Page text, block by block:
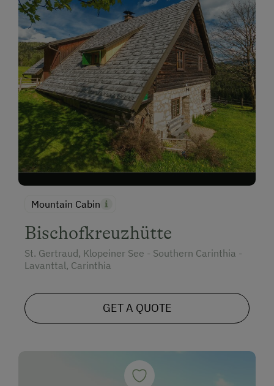
Mountain Cabin
Bischofkreuzhütte
St. Gertraud, Klopeiner See - Southern Carinthia -
Lavanttal, Carinthia
GET A QUOTE